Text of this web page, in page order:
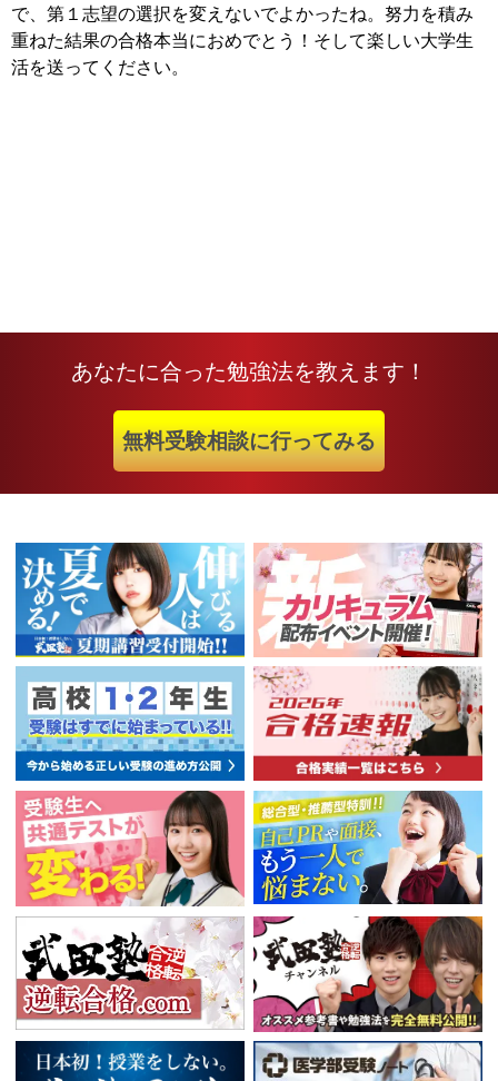
で、第１志望の選択を変えないでよかったね。努力を積み
重ねた結果の合格本当におめでとう！そして楽しい大学生
活を送ってください。
あなたに合った勉強法を教えます！
無料受験相談に行ってみる